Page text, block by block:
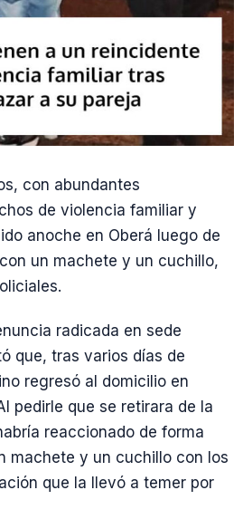
con abundantes
de violencia familiar y
anoche en Oberá luego de
un machete y un cuchillo,
radicada en sede
que, tras varios días de
regresó al domicilio en
pedirle que se retirara de la
reaccionado de forma
machete y un cuchillo con los
que la llevó a temer por